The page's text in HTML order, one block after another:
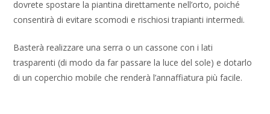
dovrete spostare la piantina direttamente nell’orto, poiché
consentirà di evitare scomodi e rischiosi trapianti intermedi.
Basterà realizzare una serra o un cassone con i lati
trasparenti (di modo da far passare la luce del sole) e dotarlo
di un coperchio mobile che renderà l’annaffiatura più facile.